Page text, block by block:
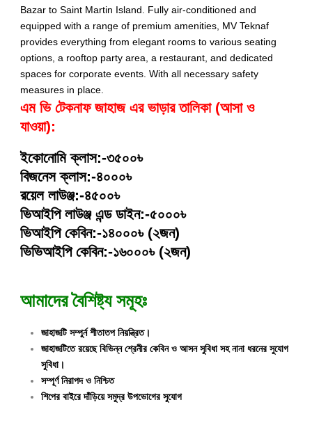
Bazar to Saint Martin Island. Fully air-conditioned and
equipped with a range of premium amenities, MV Teknaf
provides everything from elegant rooms to various seating
options, a rooftop party area, a restaurant, and dedicated
spaces for corporate events. With all necessary safety
measures in place.
এম ভি টেকনাফ জাহাজ এর ভাড়ার তালিকা (আসা ও
যাওয়া):
ইকোনোমি ক্লাস:-৩৫০০৳
বিজনেস ক্লাস:-৪০০০৳
রয়েল লাউঞ্জ:-৪৫০০৳
ভিআইপি লাউঞ্জ এন্ড ডাইন:-৫০০০৳
ভিআইপি কেবিন:-১৪০০০৳ (২জন)
ভিভিআইপি কেবিন:-১৬০০০৳ (২জন)
আমাদের বৈশিষ্ট্য সমূহঃ
জাহাজটি সম্পুর্ন শীতাতপ নিয়ন্ত্রিত।
জাহাজটিতে রয়েছে বিভিন্ন শ্রেনীর কেবিন ও আসন সুবিধা সহ নানা ধরনের সুযোগ
সুবিধা।
সম্পূর্ণ নিরাপদ ও নিশ্চিত
শিপের বাইরে দাঁড়িয়ে সমুদ্র উপভোগের সুযোগ